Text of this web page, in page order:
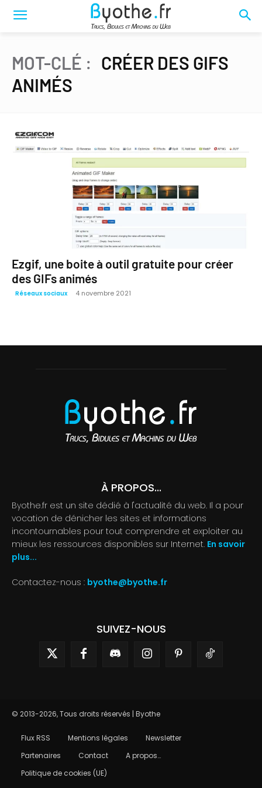
MOT-CLÉ : CRÉER DES GIFS
ANIMÉS
Ezgif, une boite à outil gratuite pour créer
des GIFs animés
Réseaux sociaux 4 novembre 2021
À PROPOS...
Byothe.fr est un site dédié à l'actualité du web. Il a pour
vocation de dénicher les sites et informations
incontournables pour tout comprendre et exploiter au
mieux les ressources disponibles sur Internet. En savoir
plus...
Contactez-nous : byothe@byothe.fr
SUIVEZ-NOUS
© 2013-2026, Tous droits réservés | Byothe
Flux RSS Mentions légales
Newsletter
Partenaires
Contact
A propos…
Politique de cookies (UE)